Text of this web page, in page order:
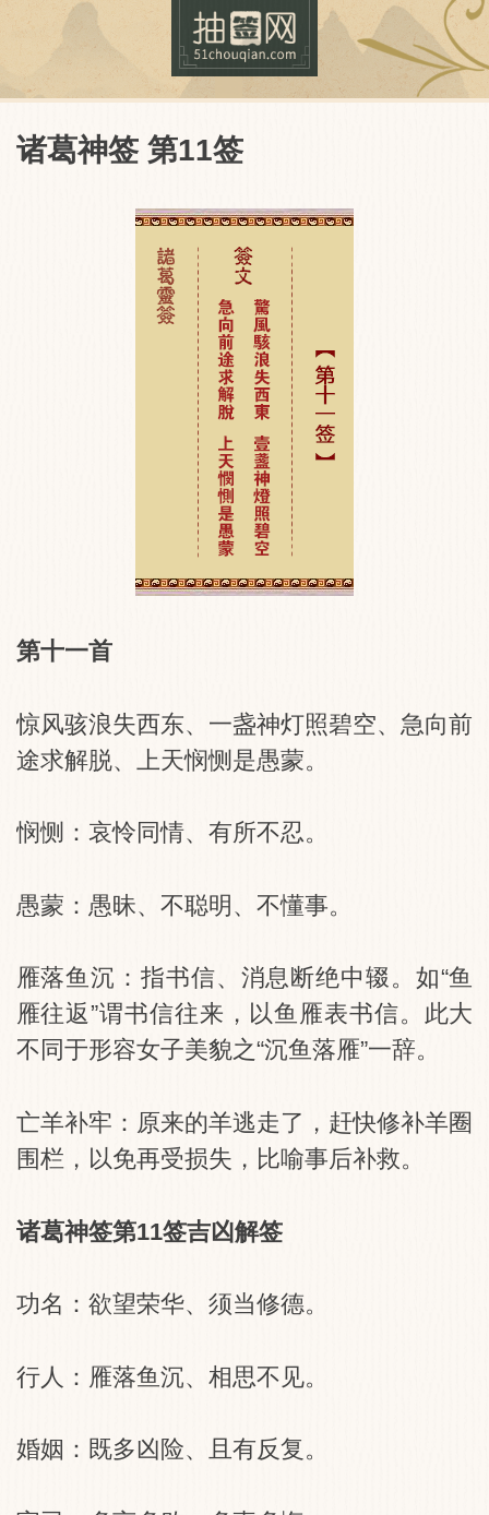
抽签网
诸葛神签 第11签
第十一首
惊风骇浪失西东、一盏神灯照碧空、急向前
途求解脱、上天悯恻是愚蒙。
悯恻：哀怜同情、有所不忍。
愚蒙：愚昧、不聪明、不懂事。
雁落鱼沉：指书信、消息断绝中辍。如“鱼
雁往返”谓书信往来，以鱼雁表书信。此大
不同于形容女子美貌之“沉鱼落雁”一辞。
亡羊补牢：原来的羊逃走了，赶快修补羊圈
围栏，以免再受损失，比喻事后补救。
诸葛神签第11签吉凶解签
功名：欲望荣华、须当修德。
行人：雁落鱼沉、相思不见。
婚姻：既多凶险、且有反复。